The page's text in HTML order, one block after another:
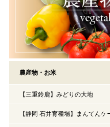
農産物・お米
【三重鈴鹿】みどりの大地
【静岡 石井育種場】まんてんケ